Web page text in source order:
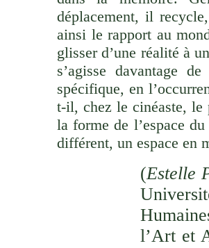
déplacement, il
ainsi le rapport au
glisser d’une réalité à
s’agisse davantage
spécifique, en
t-il, chez le cinéaste, le
la forme de l’espace
différent, un espace en
(Estelle
l’Art et